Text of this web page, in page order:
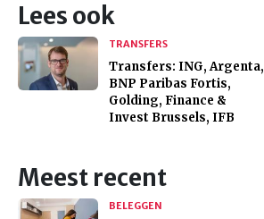
Lees ook
TRANSFERS
Transfers: ING, Argenta,
BNP Paribas Fortis,
Golding, Finance &
Invest Brussels, IFB
Meest recent
BELEGGEN